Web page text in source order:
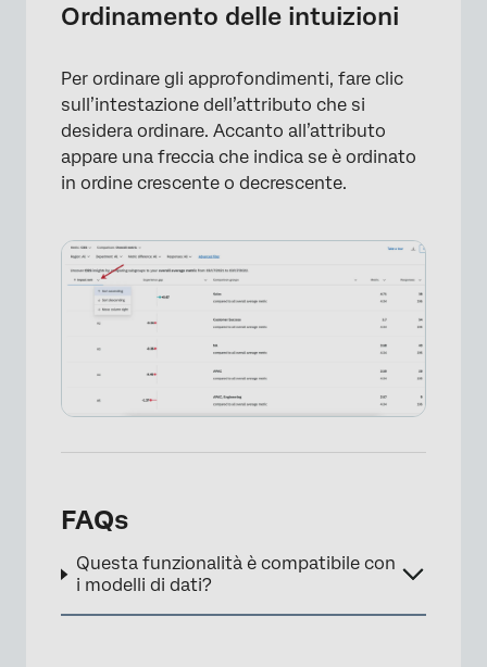
Ordinamento delle intuizioni
Per ordinare gli approfondimenti, fare clic
sull’intestazione dell’attributo che si
desidera ordinare. Accanto all’attributo
appare una freccia che indica se è ordinato
in ordine crescente o decrescente.
FAQs
Questa funzionalità è compatibile con
i modelli di dati?